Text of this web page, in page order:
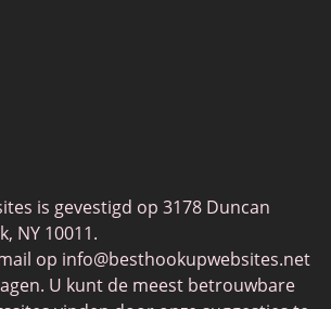
is gevestigd op 3178 Duncan
NY 10011.
op info@besthookupwebsites.net
U kunt de meest betrouwbare